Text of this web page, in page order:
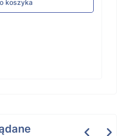
koszyka